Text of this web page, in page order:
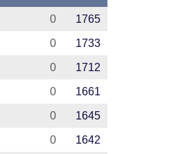
0 1765
0 1733
0 1712
0 1661
0 1645
0 1642